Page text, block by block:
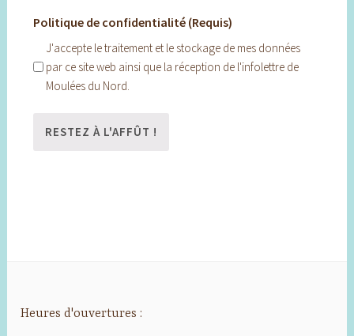
Politique de confidentialité (Requis)
J'accepte le traitement et le stockage de mes données
par ce site web ainsi que la réception de l'infolettre de
Moulées du Nord.
Heures d'ouvertures :